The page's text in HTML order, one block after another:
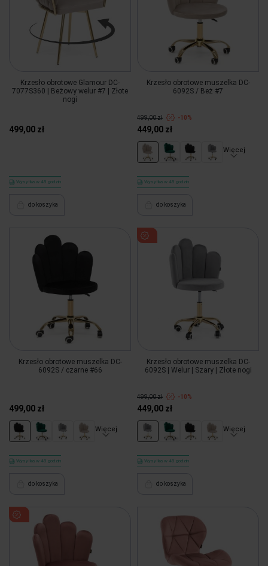
Krzesło obrotowe Glamour DC-
7077S360 | Beżowy welur #7 | Złote
nogi
499,00 zł
Wysyłka w 48 godzin
do koszyka
Krzesło obrotowe muszelka DC-
6092S / Beż #7
499,00 zł -10%
449,00 zł
Więcej
Wysyłka w 48 godzin
do koszyka
Krzesło obrotowe muszelka DC-
6092S / czarne #66
499,00 zł
Więcej
Wysyłka w 48 godzin
do koszyka
Krzesło obrotowe muszelka DC-
6092S | Welur | Szary | Złote nogi
499,00 zł -10%
449,00 zł
Więcej
Wysyłka w 48 godzin
do koszyka